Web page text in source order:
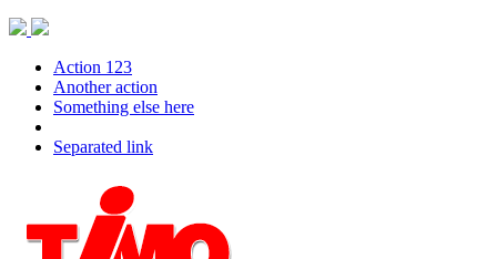
Action 123
Another action
Something else here
Separated link